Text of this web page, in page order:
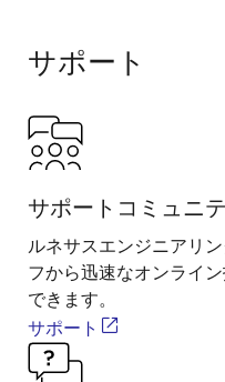
サポート
サポートコミュニ
ルネサスエンジニアリ
フから迅速なオンライ
できます。
サポート